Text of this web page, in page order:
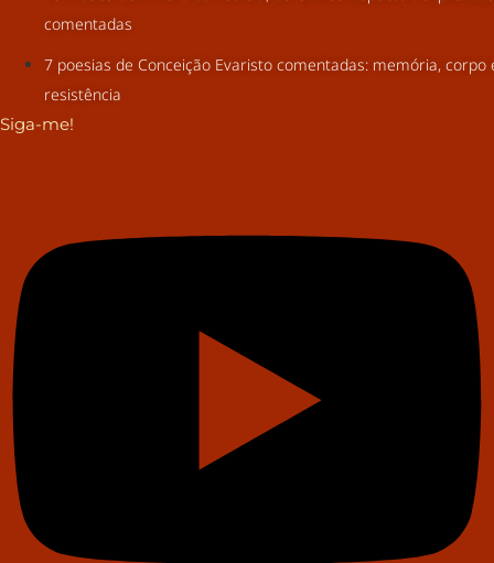
comentadas
7 poesias de Conceição Evaristo comentadas: memória, corpo
resistência
Siga-me!